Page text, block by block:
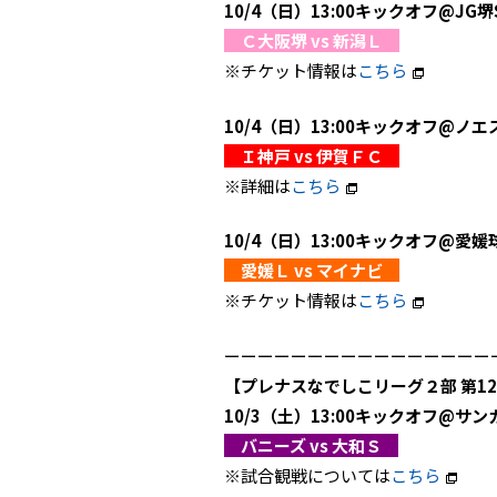
10/4（日）13:00キックオフ@JG堺
Ｃ大阪堺 vs 新潟Ｌ
※チケット情報はこちら
10/4（日）13:00キックオフ@ノエ
Ｉ神戸 vs 伊賀ＦＣ
※詳細はこちら
10/4（日）13:00キックオフ@愛媛
愛媛Ｌ vs マイナビ
※チケット情報はこちら
ーーーーーーーーーーーーーーー
【プレナスなでしこリーグ２部 第12
10/3（土）13:00キックオフ@サン
バニーズ vs 大和Ｓ
※試合観戦についてはこちら